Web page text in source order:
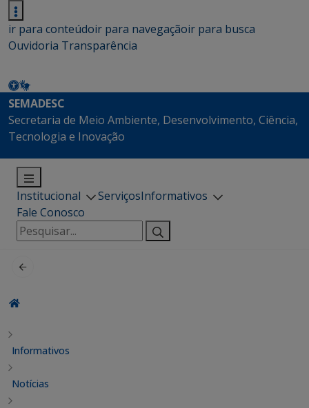
ir para conteúdoir para navegaçãoir para busca
Ouvidoria Transparência
SEMADESC
Secretaria de Meio Ambiente, Desenvolvimento, Ciência,
Tecnologia e Inovação
Institucional ServiçosInformativos
Fale Conosco
Pesquisar
por:
Informativos
Notícias